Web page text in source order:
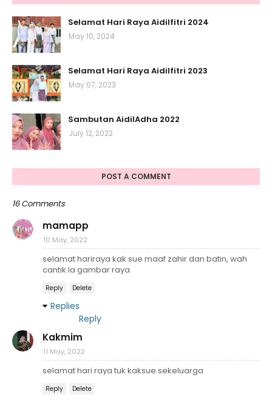
Selamat Hari Raya Aidilfitri 2024
May 10, 2024
Selamat Hari Raya Aidilfitri 2023
May 07, 2023
Sambutan AidilAdha 2022
July 12, 2022
POST A COMMENT
16 Comments
mamapp
10 May, 2022
selamat hariraya kak sue maaf zahir dan batin, wah
cantik la gambar raya
Reply Delete
Replies
Reply
Kakmim
11 May, 2022
selamat hari raya tuk kaksue sekeluarga
Reply Delete